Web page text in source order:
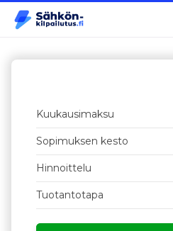
Kuukausimaksu
Sopimuksen kesto
Hinnoittelu
Tuotantotapa